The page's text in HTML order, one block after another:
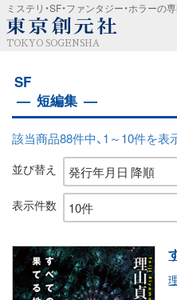
ミステリ・SF・ファンタジー・ホラーの
TOKYO SOGENSHA
SF
短編集
該当商品88件中、1～10件を表
並び替え
表示件数